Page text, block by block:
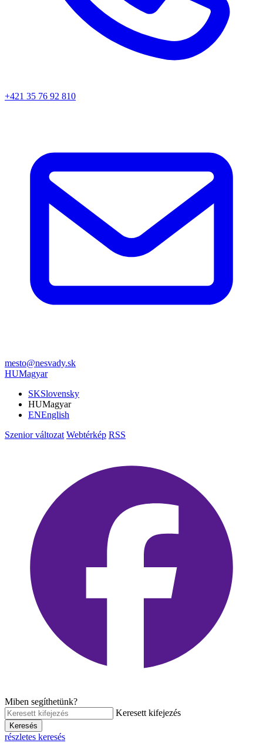
+421 35 76 92 810
mesto@nesvady.sk
HUMagyar
SKSlovensky
HUMagyar
ENEnglish
Szenior változat Webtérkép RSS
Miben segíthetünk?
Keresett kifejezés
Keresés
részletes keresés